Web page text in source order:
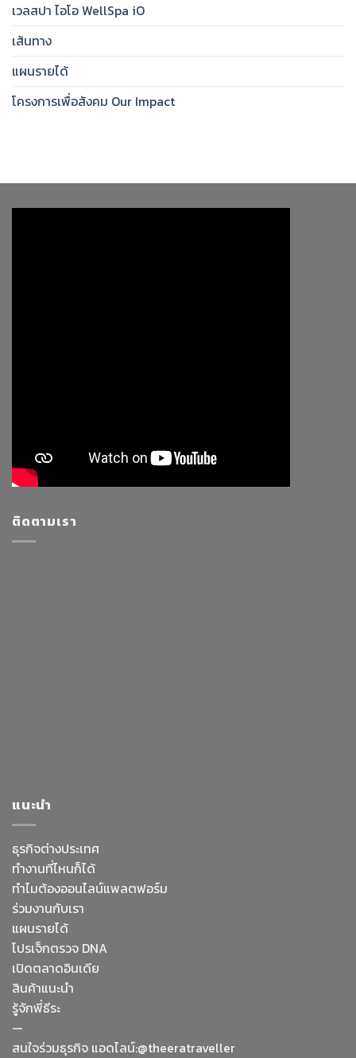
เวลสปา ไอโอ WellSpa iO
เส้นทาง
แผนรายได้
โครงการเพื่อสังคม Our Impact
ติดตามเรา
แนะนำ
ธุรกิจต่างประเทศ
ทำงานที่ไหนก็ได้
ทำไมต้องออนไลน์แพลตฟอร์ม
ร่วมงานกับเรา
แผนรายได้
โปรเจ็กตรวจ DNA
เปิดตลาดอินเดีย
สินค้าแนะนำ
รู้จักพี่ธีระ
—
สนใจร่วมธุรกิจ แอดไลน์:@theeratraveller